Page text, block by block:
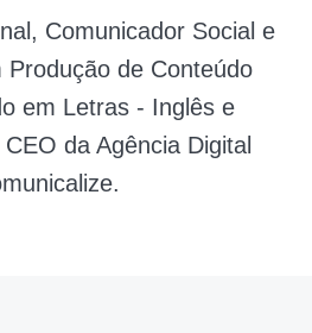
Comunicador Social e
Produção de Conteúdo
em Letras - Inglês e
da Agência Digital